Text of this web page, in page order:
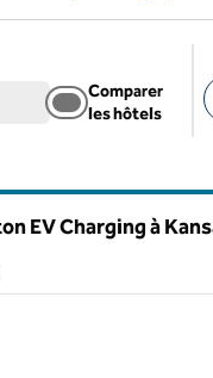
Comparer
les hôtels
EV Charging à